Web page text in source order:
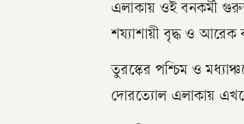
এলাকায় ওই বনকর্মী
শয্যাশায়ী বৃদ্ধ ও আরেক
তুরস্কের পশ্চিম ও
দোরত্যোল এলাকায়